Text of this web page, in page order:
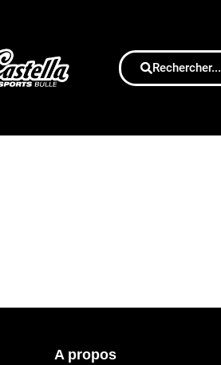
Rechercher...
A propos